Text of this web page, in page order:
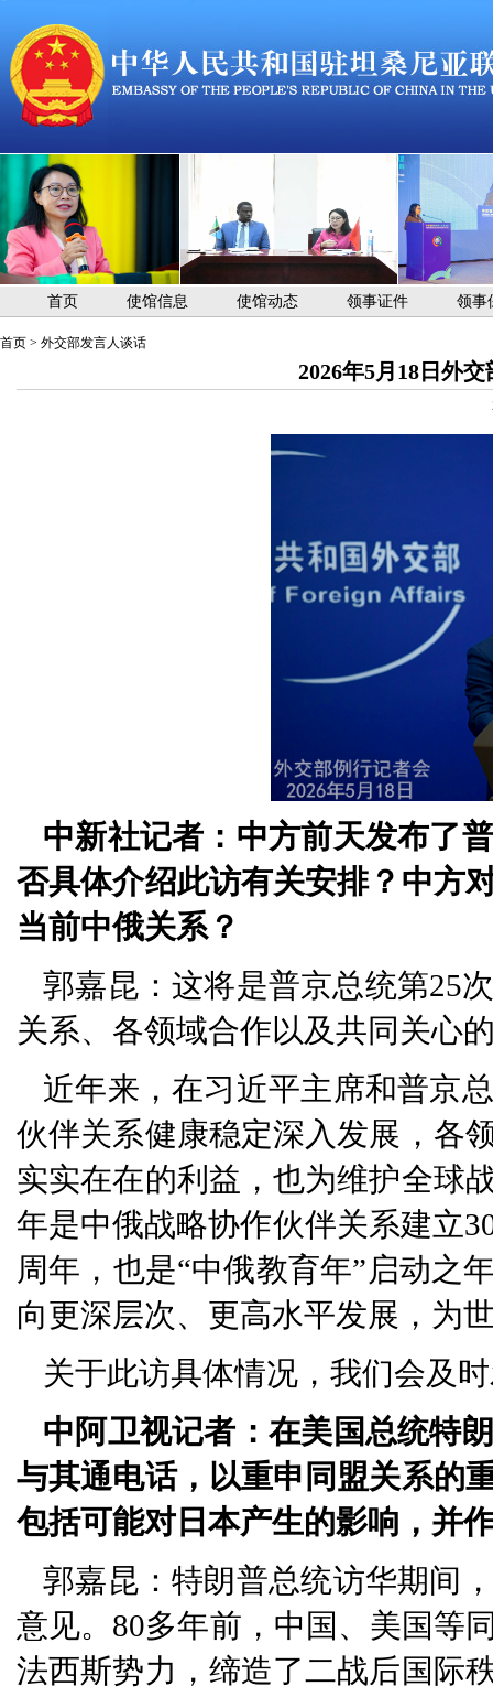
首页 使馆信息 使馆动态 领事证件 领事
首页 > 外交部发言人谈话
2026年5月18日外
中新社记者：中方前天发布了
否具体介绍此访有关安排？中方
当前中俄关系？
郭嘉昆：这将是普京总统第25
关系、各领域合作以及共同关心
近年来，在习近平主席和普京
伙伴关系健康稳定深入发展，各
实实在在的利益，也为维护全球
年是中俄战略协作伙伴关系建立
周年，也是“中俄教育年”启动之
向更深层次、更高水平发展，为
关于此访具体情况，我们会及
中阿卫视记者：在美国总统特
与其通电话，以重申同盟关系的
包括可能对日本产生的影响，并
郭嘉昆：特朗普总统访华期间
意见。80多年前，中国、美国等
法西斯势力，缔造了二战后国际